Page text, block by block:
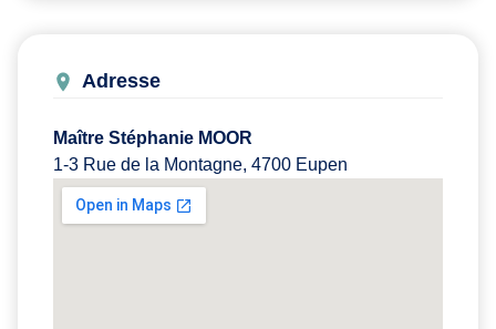
Adresse
Maître Stéphanie MOOR
1-3 Rue de la Montagne, 4700 Eupen